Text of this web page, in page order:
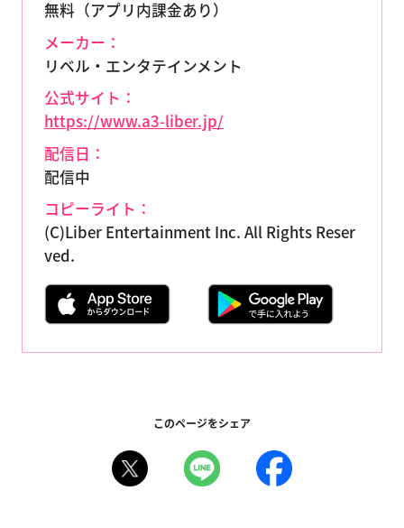
無料（アプリ内課金あり）
メーカー：
リベル・エンタテインメント
公式サイト：
https://www.a3-liber.jp/
配信日：
配信中
コピーライト：
(C)Liber Entertainment Inc. All Rights Reser
ved.
このページをシェア